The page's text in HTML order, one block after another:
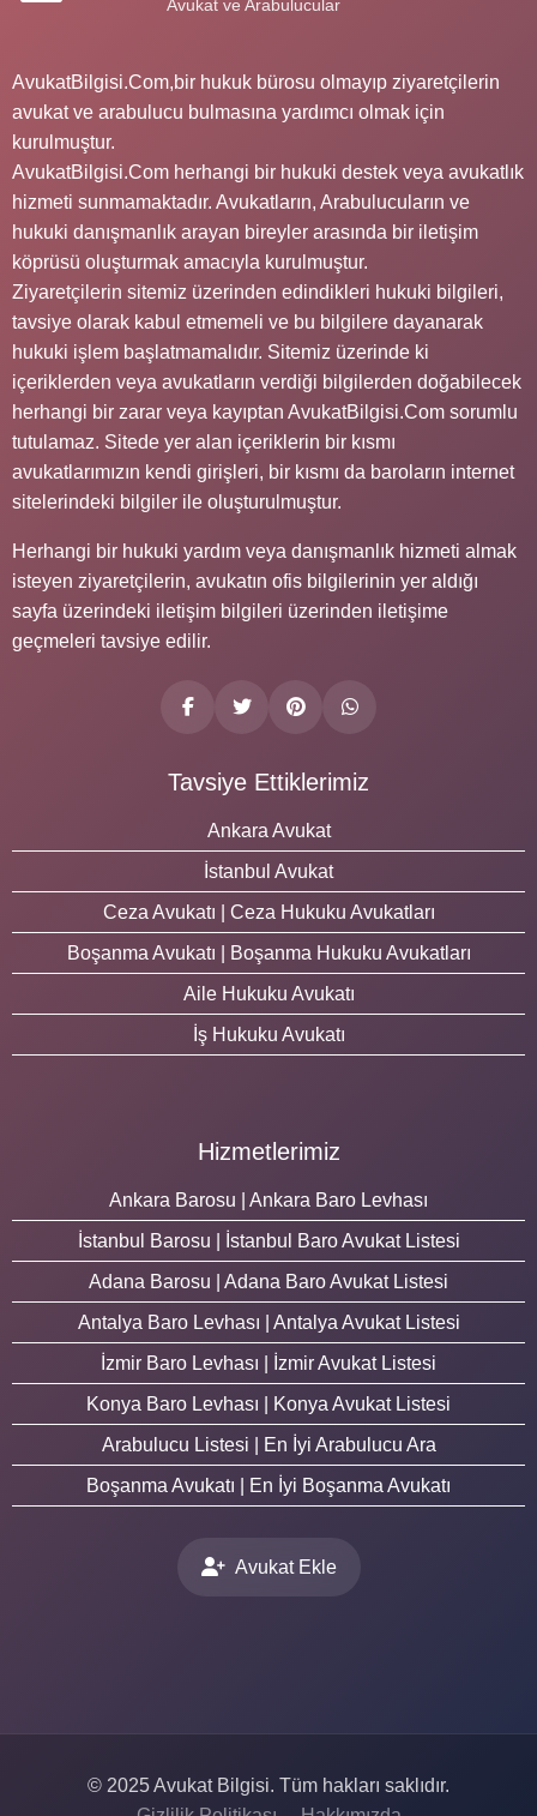
Avukat ve Arabulucular
AvukatBilgisi.Com,bir hukuk bürosu olmayıp ziyaretçilerin
avukat ve arabulucu bulmasına yardımcı olmak için
kurulmuştur.
AvukatBilgisi.Com herhangi bir hukuki destek veya avukatlık
hizmeti sunmamaktadır. Avukatların, Arabulucuların ve
hukuki danışmanlık arayan bireyler arasında bir iletişim
köprüsü oluşturmak amacıyla kurulmuştur.
Ziyaretçilerin sitemiz üzerinden edindikleri hukuki bilgileri,
tavsiye olarak kabul etmemeli ve bu bilgilere dayanarak
hukuki işlem başlatmamalıdır. Sitemiz üzerinde ki
içeriklerden veya avukatların verdiği bilgilerden doğabilecek
herhangi bir zarar veya kayıptan AvukatBilgisi.Com sorumlu
tutulamaz. Sitede yer alan içeriklerin bir kısmı
avukatlarımızın kendi girişleri, bir kısmı da baroların internet
sitelerindeki bilgiler ile oluşturulmuştur.
Herhangi bir hukuki yardım veya danışmanlık hizmeti almak
isteyen ziyaretçilerin, avukatın ofis bilgilerinin yer aldığı
sayfa üzerindeki iletişim bilgileri üzerinden iletişime
geçmeleri tavsiye edilir.
Tavsiye Ettiklerimiz
Ankara Avukat
İstanbul Avukat
Ceza Avukatı | Ceza Hukuku Avukatları
Boşanma Avukatı | Boşanma Hukuku Avukatları
Aile Hukuku Avukatı
İş Hukuku Avukatı
Hizmetlerimiz
Ankara Barosu | Ankara Baro Levhası
İstanbul Barosu | İstanbul Baro Avukat Listesi
Adana Barosu | Adana Baro Avukat Listesi
Antalya Baro Levhası | Antalya Avukat Listesi
İzmir Baro Levhası | İzmir Avukat Listesi
Konya Baro Levhası | Konya Avukat Listesi
Arabulucu Listesi | En İyi Arabulucu Ara
Boşanma Avukatı | En İyi Boşanma Avukatı
Avukat Ekle
© 2025 Avukat Bilgisi. Tüm hakları saklıdır.